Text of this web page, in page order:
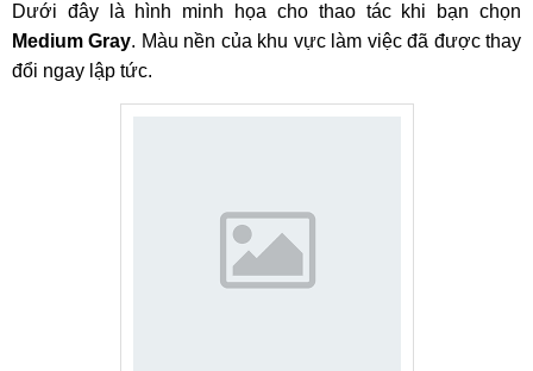
Dưới đây là hình minh họa cho thao tác khi bạn chọn
Medium Gray. Màu nền của khu vực làm việc đã được thay
đổi ngay lập tức.